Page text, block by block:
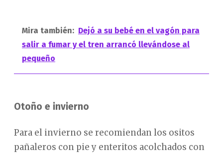
Mira también: Dejó a su bebé en el vagón para
salir a fumar y el tren arrancó llevándose al
pequeño
Otoño e invierno
Para el invierno se recomiendan los ositos
pañaleros con pie y enteritos acolchados con